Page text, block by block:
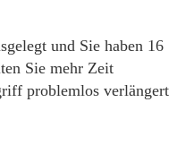
und Sie haben 16
Sie mehr Zeit
problemlos verlängert